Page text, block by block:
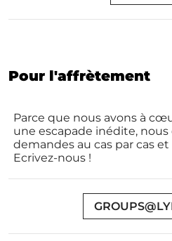
Pour l'affrètement
Parce que nous avons à
une escapade inédite,
demandes au cas par cas
Ecrivez-nous !